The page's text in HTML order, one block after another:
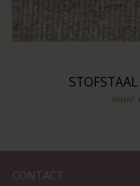
VANAF
CONTACT